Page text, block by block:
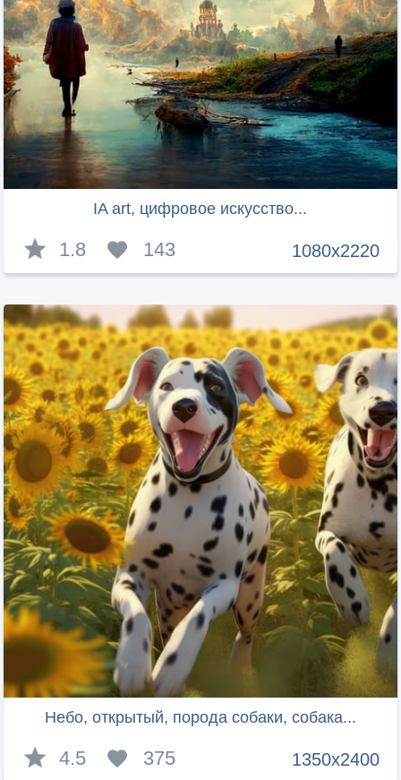
IA art, цифровое искусство...
1080x2220
1.8 143
Небо, открытый, порода собаки, собака...
1350x2400
4.5 375